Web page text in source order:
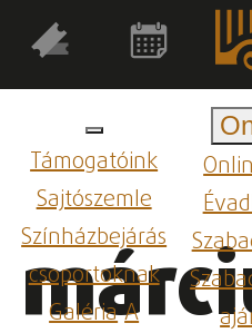
Támogatóink
Sajtószemle
Színházbejárás
csoportoknak
GalériaA